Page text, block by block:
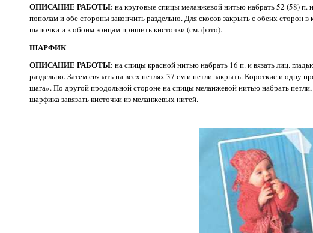
ОПИСАНИЕ РАБОТЫ: на круговые спицы меланжевой нитью набрать 52 (58) п.
пополам и обе стороны закончить раздельно. Для скосов закрыть с обеих
шапочки и к обоим концам пришить кисточки (см. фото).
ШАРФИК
ОПИСАНИЕ РАБОТЫ: на спицы красной нитью набрать 16 п. и вязать лиц.
раздельно. Затем связать на всех петлях 37 см и петли закрыть. Короткие и
шага». По другой продольной стороне на спицы меланжевой нитью набрать
шарфика завязать кисточки из меланжевых нитей.